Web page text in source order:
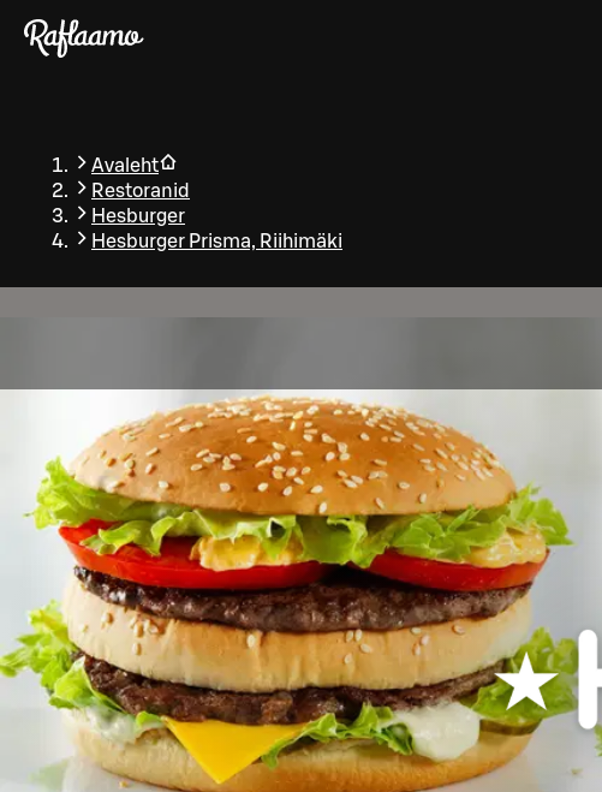
Liigu peamise sisu juurde
Avaleht
Restoranid
Hesburger
Hesburger Prisma, Riihimäki